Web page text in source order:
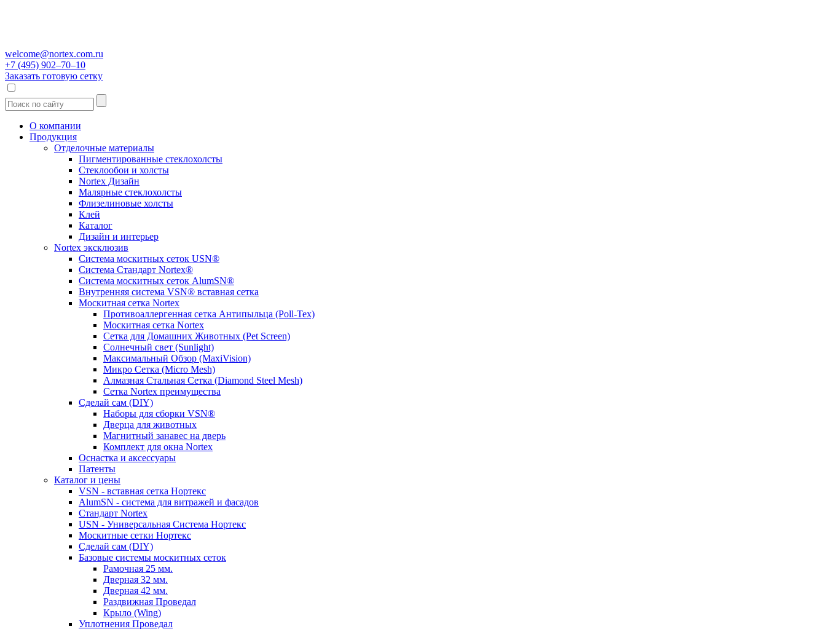
welcome@nortex.com.ru
+7 (495) 902–70–10
Заказать готовую сетку
О компании
Продукция
Отделочные материалы
Пигментированные стеклохолсты
Стеклообои и холсты
Nortex Дизайн
Малярные стеклохолсты
Флизелиновые холсты
Клей
Каталог
Дизайн и интерьер
Nortex эксклюзив
Система москитных сеток USN®
Система Стандарт Nortex®
Система москитных сеток AlumSN®
Внутренняя система VSN® вставная сетка
Москитная сетка Nortex
Противоаллергенная сетка Антипыльца (Poll-Tex)
Москитная сетка Nortex
Сетка для Домашних Животных (Pet Screen)
Солнечный свет (Sunlight)
Максимальный Обзор (MaxiVision)
Микро Сетка (Micro Mesh)
Алмазная Стальная Сетка (Diamond Steel Mesh)
Сетка Nortex преимущества
Сделай сам (DIY)
Наборы для сборки VSN®
Дверца для животных
Магнитный занавес на дверь
Комплект для окна Nortex
Оснастка и аксессуары
Патенты
Каталог и цены
VSN - вставная сетка Нортекс
AlumSN - система для витражей и фасадов
Стандарт Nortex
USN - Универсальная Система Нортекс
Москитные сетки Нортекс
Сделай сам (DIY)
Базовые системы москитных сеток
Рамочная 25 мм.
Дверная 32 мм.
Дверная 42 мм.
Раздвижная Проведал
Крыло (Wing)
Уплотнения Проведал